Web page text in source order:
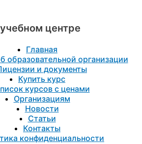
центре
Главная
образовательной организации
и документы
Купить курс
курсов с ценами
Организациям
Новости
Статьи
Контакты
конфиденциальности